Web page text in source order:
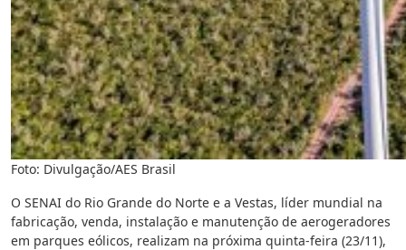
Foto: Divulgação/AES Brasil
O SENAI do Rio Grande do Norte e a Vestas, líder mundial na
fabricação, venda, instalação e manutenção de aerogeradores
em parques eólicos, realizam na próxima quinta-feira (23/11),